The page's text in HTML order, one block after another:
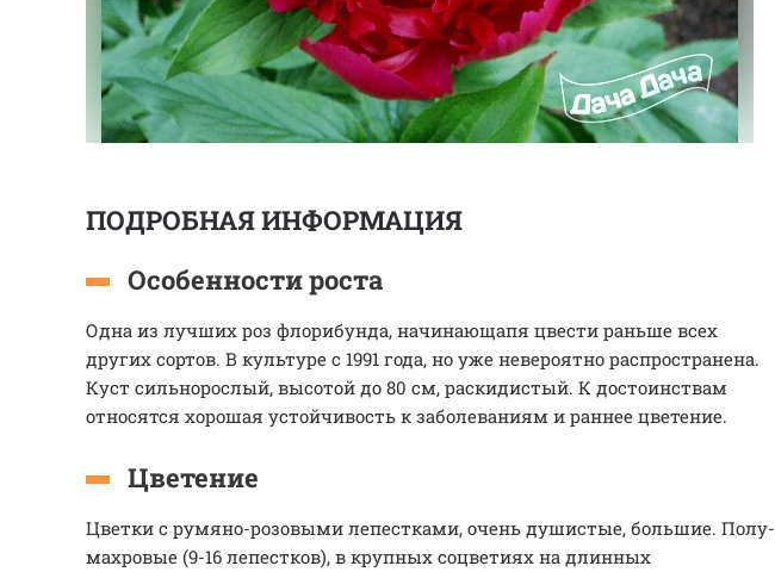
ПОДРОБНАЯ ИНФОРМАЦИЯ
Особенности роста
Одна из лучших роз флорибунда, начинающапя цвести раньше всех
других сортов. В культуре с 1991 года, но уже невероятно распространена.
Куст сильнорослый, высотой до 80 см, раскидистый. К достоинствам
относятся хорошая устойчивость к заболеваниям и раннее цветение.
Цветение
Цветки с румяно-розовыми лепестками, очень душистые, большие. Полу-
махровые (9-16 лепестков), в крупных соцветиях на длинных